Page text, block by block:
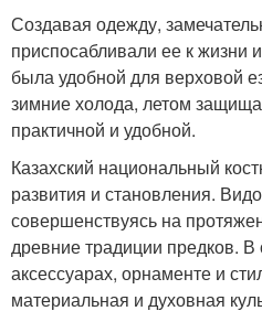
Создавая одежду,
приспосабливали ее к жизни
была удобной для верховой
зимние холода, летом
практичной и удобной.
Казахский национальный
развития и становления.
совершенствуясь на
древние традиции предков. В
аксессуарах, орнаменте и
материальная и духовная